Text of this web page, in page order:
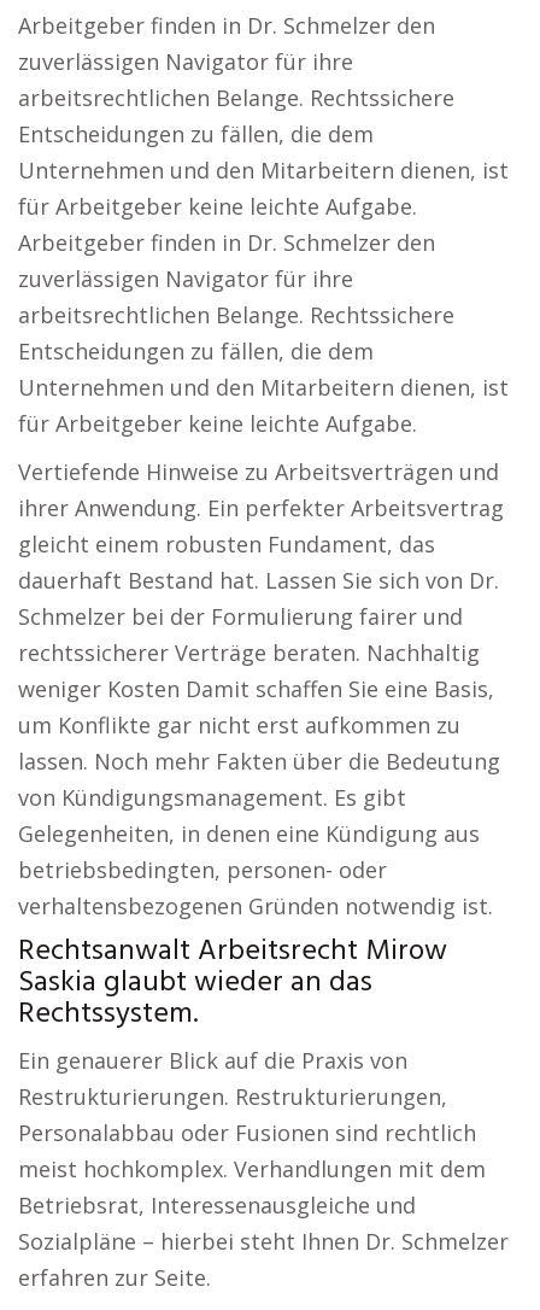
Arbeitgeber finden in Dr. Schmelzer den
zuverlässigen Navigator für ihre
arbeitsrechtlichen Belange. Rechtssichere
Entscheidungen zu fällen, die dem
Unternehmen und den Mitarbeitern dienen, ist
für Arbeitgeber keine leichte Aufgabe.
Arbeitgeber finden in Dr. Schmelzer den
zuverlässigen Navigator für ihre
arbeitsrechtlichen Belange. Rechtssichere
Entscheidungen zu fällen, die dem
Unternehmen und den Mitarbeitern dienen, ist
für Arbeitgeber keine leichte Aufgabe.
Vertiefende Hinweise zu Arbeitsverträgen und
ihrer Anwendung. Ein perfekter Arbeitsvertrag
gleicht einem robusten Fundament, das
dauerhaft Bestand hat. Lassen Sie sich von Dr.
Schmelzer bei der Formulierung fairer und
rechtssicherer Verträge beraten. Nachhaltig
weniger Kosten Damit schaffen Sie eine Basis,
um Konflikte gar nicht erst aufkommen zu
lassen. Noch mehr Fakten über die Bedeutung
von Kündigungsmanagement. Es gibt
Gelegenheiten, in denen eine Kündigung aus
betriebsbedingten, personen- oder
verhaltensbezogenen Gründen notwendig ist.
Rechtsanwalt Arbeitsrecht Mirow
Saskia glaubt wieder an das
Rechtssystem.
Ein genauerer Blick auf die Praxis von
Restrukturierungen. Restrukturierungen,
Personalabbau oder Fusionen sind rechtlich
meist hochkomplex. Verhandlungen mit dem
Betriebsrat, Interessenausgleiche und
Sozialpläne – hierbei steht Ihnen Dr. Schmelzer
erfahren zur Seite.